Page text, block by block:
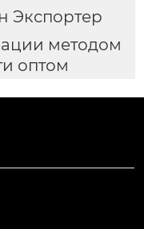
Экспортер
методом
оптом